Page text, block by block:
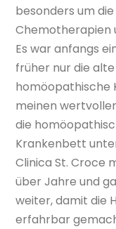
besonders um
Chemotherapien
Es war anfangs
früher nur die
homöopathische
meinen
die
Krankenbett
Clinica St. Croce
über Jahre und
weiter, damit die
erfahrbar